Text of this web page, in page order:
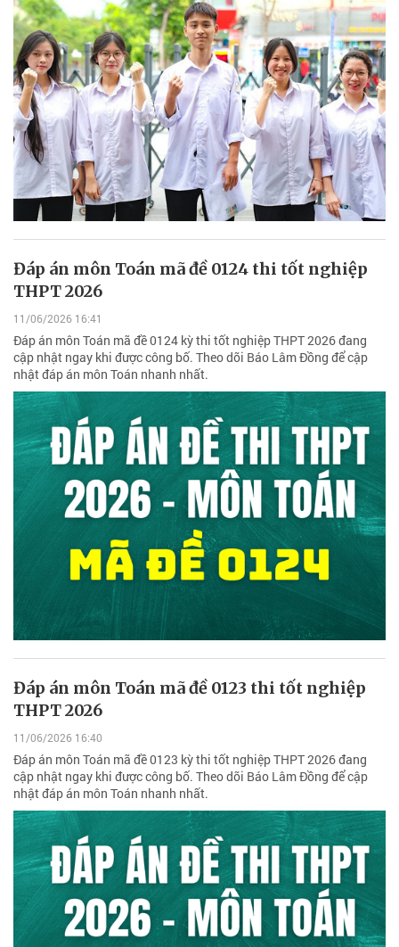
Đáp án môn Toán mã đề 0124 thi tốt nghiệp
THPT 2026
11/06/2026 16:41
Đáp án môn Toán mã đề 0124 kỳ thi tốt nghiệp THPT 2026 đang
cập nhật ngay khi được công bố. Theo dõi Báo Lâm Đồng để cập
nhật đáp án môn Toán nhanh nhất.
Đáp án môn Toán mã đề 0123 thi tốt nghiệp
THPT 2026
11/06/2026 16:40
Đáp án môn Toán mã đề 0123 kỳ thi tốt nghiệp THPT 2026 đang
cập nhật ngay khi được công bố. Theo dõi Báo Lâm Đồng để cập
nhật đáp án môn Toán nhanh nhất.